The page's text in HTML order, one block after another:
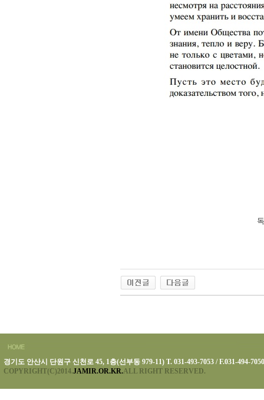
경기도 안산시 단원구 신천로 45, 1층(선부동 979-11) T. 031-493-7053 / F.031-494-7050
COPYRIGHT(C)2014.JAMIR.OR.KR.ALL RIGHT RESERVED.